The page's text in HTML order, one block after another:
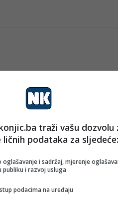
organizovali
čišćenja parka i
Konjicu
traži vašu dozvolu
podataka za sljedeće:
oglašavanje i sadržaj, mjerenje
publiku i razvoj usluga
podacima na uređaju